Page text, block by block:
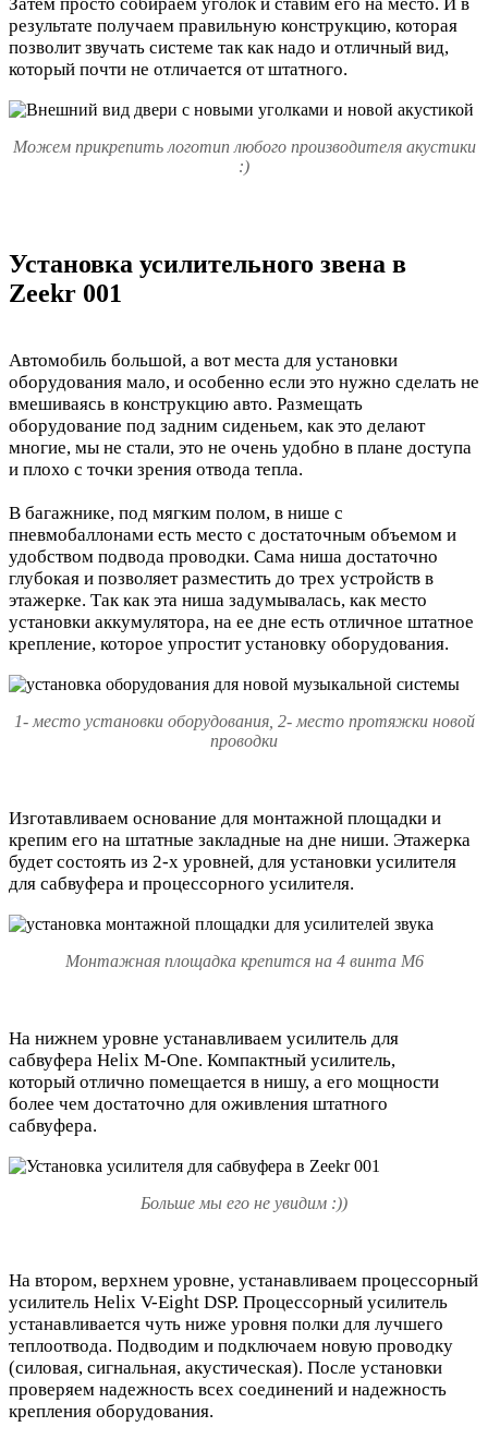
Затем просто собираем уголок и ставим его на место. И в
результате получаем правильную конструкцию, которая
позволит звучать системе так как надо и отличный вид,
который почти не отличается от штатного.
Можем прикрепить логотип любого производителя акустики
:)
Установка усилительного звена в
Zeekr 001
Автомобиль большой, а вот места для установки
оборудования мало, и особенно если это нужно сделать не
вмешиваясь в конструкцию авто. Размещать
оборудование под задним сиденьем, как это делают
многие, мы не стали, это не очень удобно в плане доступа
и плохо с точки зрения отвода тепла.
В багажнике, под мягким полом, в нише с
пневмобаллонами есть место с достаточным объемом и
удобством подвода проводки. Сама ниша достаточно
глубокая и позволяет разместить до трех устройств в
этажерке. Так как эта ниша задумывалась, как место
установки аккумулятора, на ее дне есть отличное штатное
крепление, которое упростит установку оборудования.
1- место установки оборудования, 2- место протяжки новой
проводки
Изготавливаем основание для монтажной площадки и
крепим его на штатные закладные на дне ниши. Этажерка
будет состоять из 2-х уровней, для установки усилителя
для сабвуфера и процессорного усилителя.
Монтажная площадка крепится на 4 винта М6
На нижнем уровне устанавливаем усилитель для
сабвуфера Helix M-One. Компактный усилитель,
который отлично помещается в нишу, а его мощности
более чем достаточно для оживления штатного
сабвуфера.
Больше мы его не увидим :))
На втором, верхнем уровне, устанавливаем процессорный
усилитель Helix V-Eight DSP. Процессорный усилитель
устанавливается чуть ниже уровня полки для лучшего
теплоотвода. Подводим и подключаем новую проводку
(силовая, сигнальная, акустическая). После установки
проверяем надежность всех соединений и надежность
крепления оборудования.